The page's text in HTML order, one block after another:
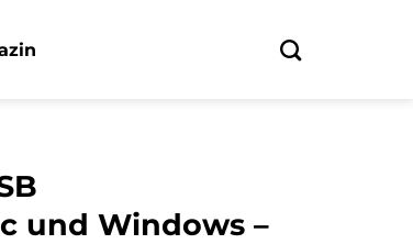
und Windows –